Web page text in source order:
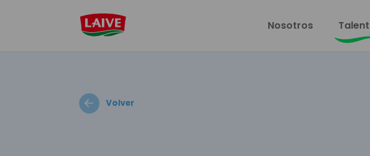
Nosotros
Volver